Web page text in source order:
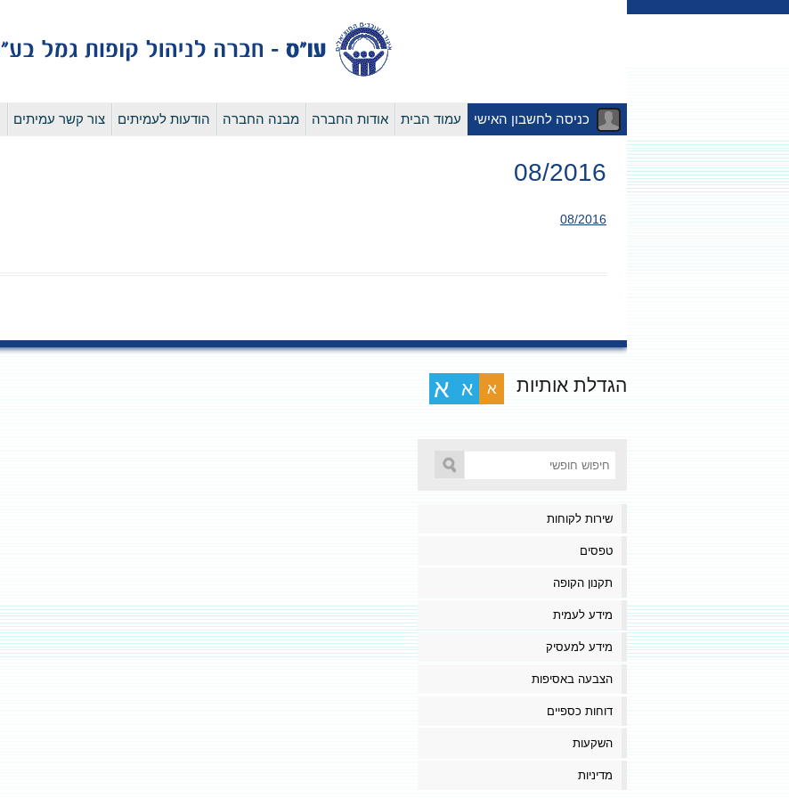
לדלג
כניסה לחשבון האישי עמוד הבית אודות החברה מבנה החברה הודעות לעמיתים צור קשר עמיתים
08/2016
08/2016
הגדלת אותיות א א א
שירות לקוחות
טפסים
תקנון הקופה
מידע לעמית
מידע למעסיק
הצבעה באסיפות
דוחות כספיים
השקעות
מדיניות